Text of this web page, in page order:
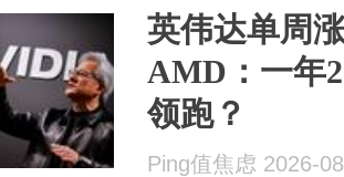
英伟达单周
AMD：一年
领跑？
Ping值焦虑 2026-